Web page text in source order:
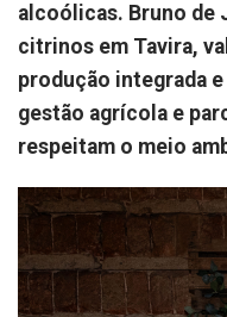
alcoólicas. Bruno de
citrinos em Tavira,
produção integrada
gestão agrícola e
respeitam o meio